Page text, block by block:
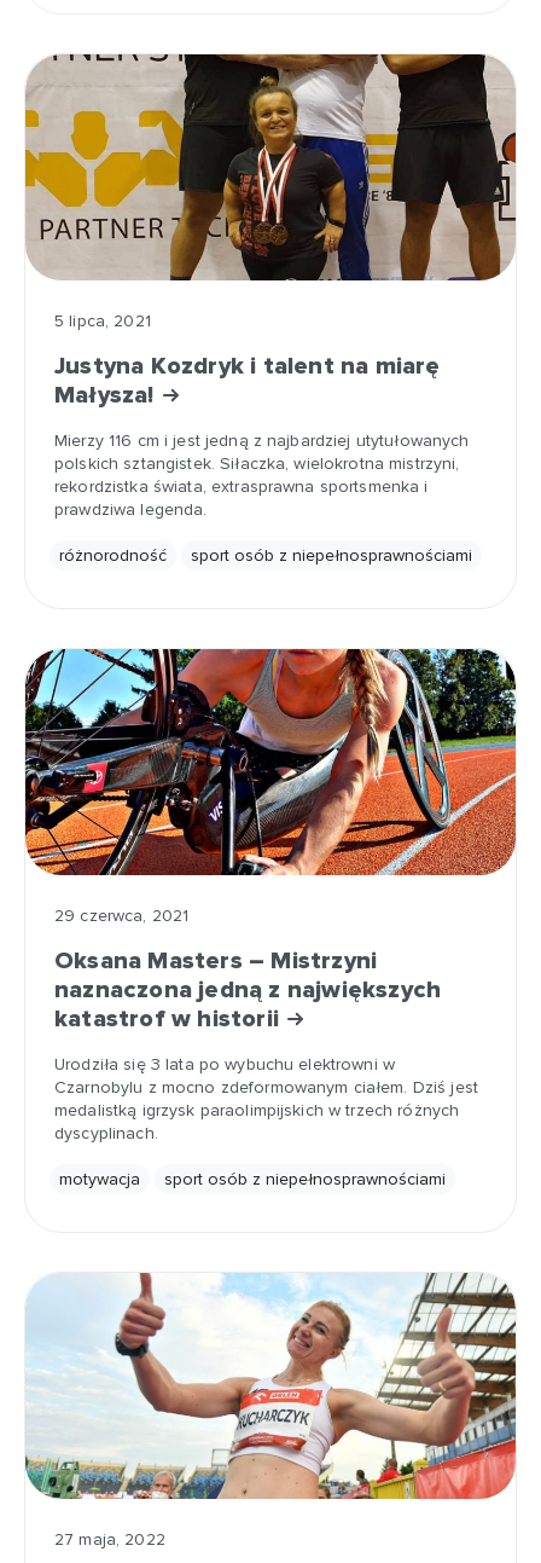
5 lipca, 2021
Justyna Kozdryk i talent na miarę
Małysza!
Mierzy 116 cm i jest jedną z najbardziej utytułowanych
polskich sztangistek. Siłaczka, wielokrotna mistrzyni,
rekordzistka świata, extrasprawna sportsmenka i
prawdziwa legenda.
różnorodność sport osób z niepełnosprawnościami
29 czerwca, 2021
Oksana Masters – Mistrzyni
naznaczona jedną z największych
katastrof w historii
Urodziła się 3 lata po wybuchu elektrowni w
Czarnobylu z mocno zdeformowanym ciałem. Dziś jest
medalistką igrzysk paraolimpijskich w trzech różnych
dyscyplinach.
motywacja sport osób z niepełnosprawnościami
27 maja, 2022